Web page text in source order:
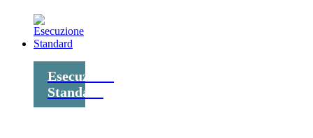
Esecuzione
Standard